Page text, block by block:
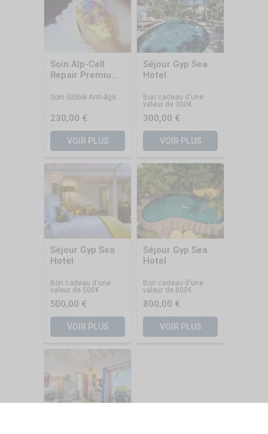
Soin Alp-Cell
Repair Premium
Soin Global Anti-âge.
230,00 €
VOIR PLUS
Séjour Gyp Sea
Hotel
Bon cadeau d'une
valeur de 300€
300,00 €
VOIR PLUS
Séjour Gyp Sea
Hotel
Bon cadeau d'une
valeur de 500€
500,00 €
VOIR PLUS
Séjour Gyp Sea
Hotel
Bon cadeau d'une
valeur de 800€
800,00 €
VOIR PLUS